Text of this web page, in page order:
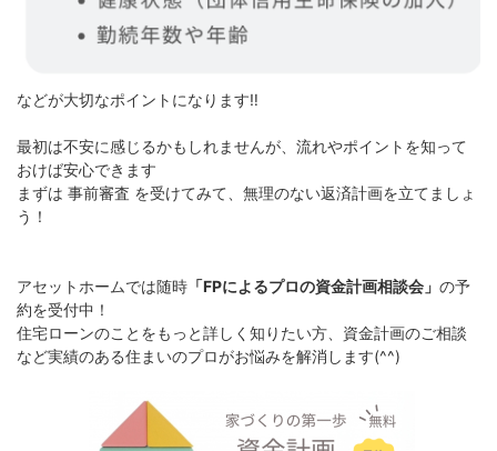
などが大切なポイントになります‼
最初は不安に感じるかもしれませんが、流れやポイントを知って
おけば安心できます
まずは 事前審査 を受けてみて、無理のない返済計画を立てましょ
う！
アセットホームでは随時 「FPによるプロの資金計画相談会」 の予
約を受付中！
住宅ローンのことをもっと詳しく知りたい方、資金計画のご相談
など実績のある住まいのプロがお悩みを解消します(^^)